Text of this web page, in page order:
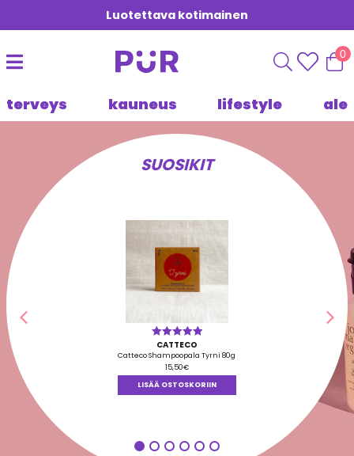
Luotettava kotimainen
0
terveys kauneus lifestyle ale
SUOSIKIT
Arvostelu
tuotteesta:
5.00/ 5
CATTECO
Catteco Shampoopala Tyrni 80g
15,50€
LISÄÄ OSTOSKORIIN
Edellinen